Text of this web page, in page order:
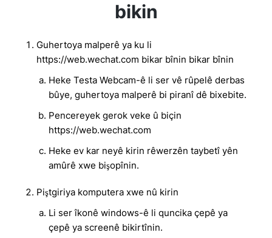
bikin
Guhertoya malperê ya ku li
https://web.wechat.com bikar bînin bikar bînin
Heke Testa Webcam-ê li ser vê rûpelê derbas
bûye, guhertoya malperê bi piranî dê bixebite.
Pencereyek gerok veke û biçin
https://web.wechat.com
Heke ev kar neyê kirin rêwerzên taybetî yên
amûrê xwe bişopînin.
Piştgiriya komputera xwe nû kirin
Li ser îkonê windows-ê li quncika çepê ya
çepê ya screenê bikirtînin.